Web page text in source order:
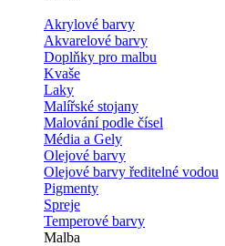
Akrylové barvy
Akvarelové barvy
Doplňky pro malbu
Kvaše
Laky
Malířské stojany
Malování podle čísel
Média a Gely
Olejové barvy
Olejové barvy ředitelné vodou
Pigmenty
Spreje
Temperové barvy
Malba